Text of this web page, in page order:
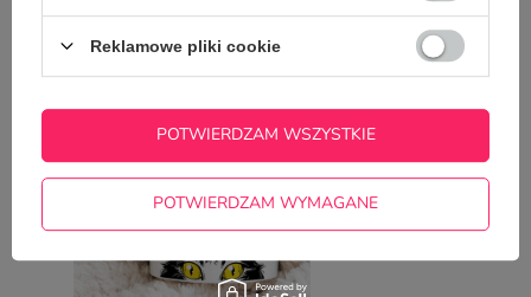
NAJCZĘŚCIEJ KUPOWANE Z
TYM TOWAREM
Kubek z imieniem -
Reklamowe pliki cookie
POTWIERDZAM WYMAGANE
POTWIERDZAM WSZYSTKIE